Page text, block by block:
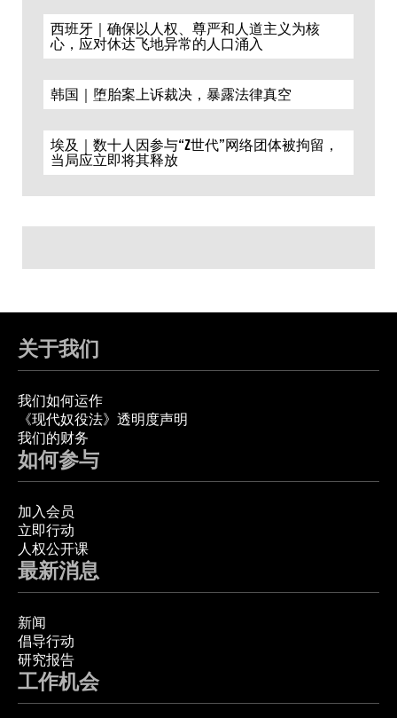
西班牙｜确保以人权、尊严和人道主义为核
心，应对休达飞地异常的人口涌入
韩国｜堕胎案上诉裁决，暴露法律真空
埃及｜数十人因参与“Z世代”网络团体被拘留，
当局应立即将其释放
关于我们
我们如何运作
《现代奴役法》透明度声明
我们的财务
如何参与
加入会员
立即行动
人权公开课
最新消息
新闻
倡导行动
研究报告
工作机会